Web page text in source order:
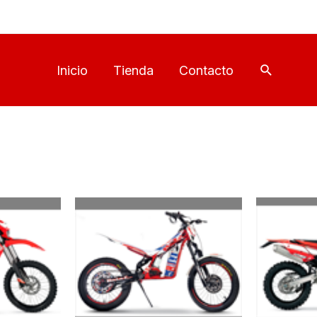
Inicio Tienda Contacto Buscar